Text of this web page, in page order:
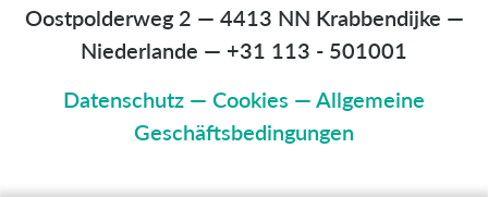
Oostpolderweg 2 — 4413 NN Krabbendijke —
Niederlande — +31 113 - 501001
Datenschutz — Cookies —Allgemeine
Geschäftsbedingungen